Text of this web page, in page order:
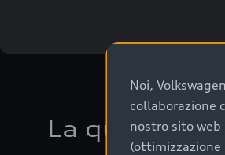
La qualità di
Noi,
collaborazione
nostro sito
(ottimizzazione